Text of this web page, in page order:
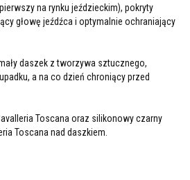
na rynku jeździeckim), pokryty
głowę jeźdźca i optymalnie ochraniający
daszek z tworzywa sztucznego,
a na co dzień chroniący przed
Toscana oraz silikonowy czarny
Toscana nad daszkiem.